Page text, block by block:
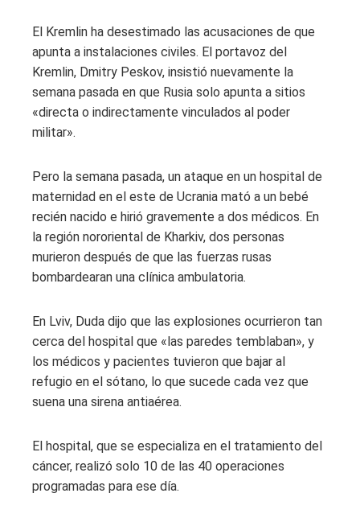
El Kremlin ha desestimado las acusaciones de que
apunta a instalaciones civiles. El portavoz del
Kremlin, Dmitry Peskov, insistió nuevamente la
semana pasada en que Rusia solo apunta a sitios
«directa o indirectamente vinculados al poder
militar».
Pero la semana pasada, un ataque en un hospital de
maternidad en el este de Ucrania mató a un bebé
recién nacido e hirió gravemente a dos médicos. En
la región nororiental de Kharkiv, dos personas
murieron después de que las fuerzas rusas
bombardearan una clínica ambulatoria.
En Lviv, Duda dijo que las explosiones ocurrieron tan
cerca del hospital que «las paredes temblaban», y
los médicos y pacientes tuvieron que bajar al
refugio en el sótano, lo que sucede cada vez que
suena una sirena antiaérea.
El hospital, que se especializa en el tratamiento del
cáncer, realizó solo 10 de las 40 operaciones
programadas para ese día.